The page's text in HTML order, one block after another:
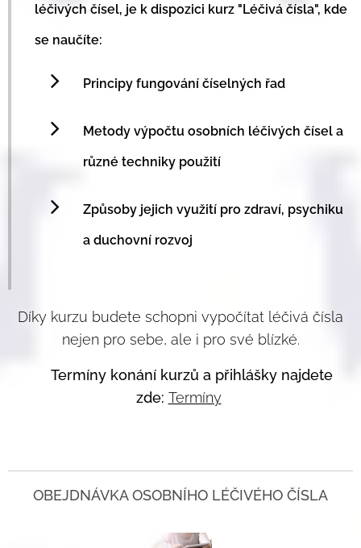
léčivých čísel, je k dispozici kurz "Léčivá čísla", kde
se naučíte:
Principy fungování číselných řad
Metody výpočtu osobních léčivých čísel a
různé techniky použití
Způsoby jejich využití pro zdraví, psychiku
a duchovní rozvoj
Díky kurzu budete schopni vypočítat léčivá čísla
nejen pro sebe, ale i pro své blízké.
Termíny konání kurzů a přihlášky najdete
zde: Termíny
OBEJDNÁVKA OSOBNÍHO LÉČIVÉHO ČÍSLA